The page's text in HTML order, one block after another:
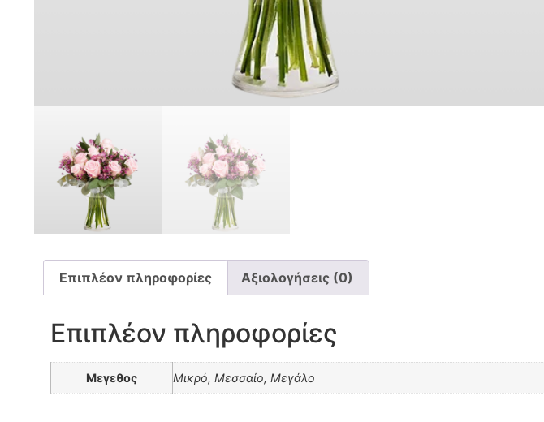
Επιπλέον πληροφορίες Αξιολογήσεις (0)
Επιπλέον πληροφορίες
Μεγεθος Μικρό, Μεσσαίο, Μεγάλο